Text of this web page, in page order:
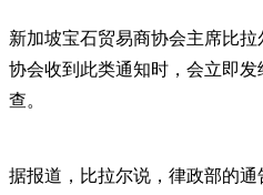
新加坡宝石贸易商协会主席比拉
协会收到此类通知时，会立即
查。
据报道，比拉尔说，律政部的